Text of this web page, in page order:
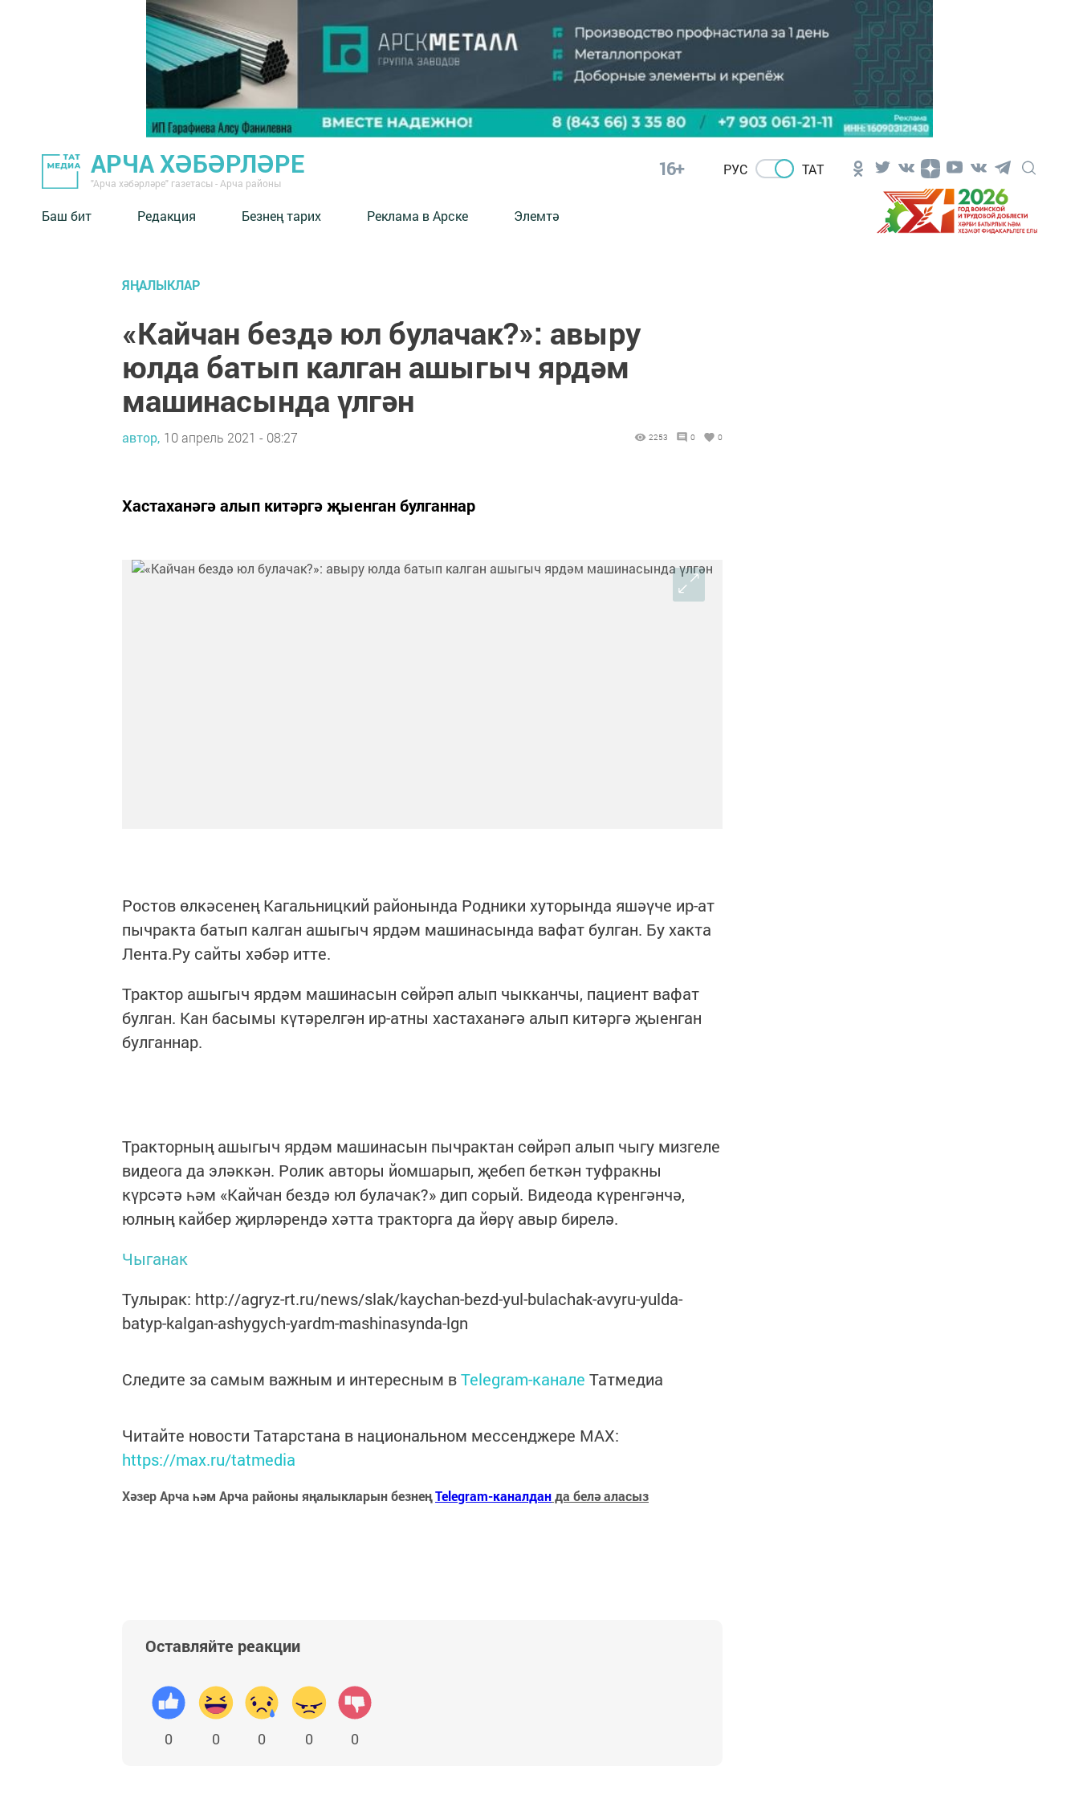
АРЧА ХӘБӘРЛӘРЕ
"Арча хәбәрләре" газетасы - Арча районы
16+ РУС ТАТ
Баш бит Редакция Безнең тарих Реклама в Арске Элемтә
ЯҢАЛЫКЛАР
«Кайчан бездә юл булачак?»: авыру
юлда батып калган ашыгыч ярдәм
машинасында үлгән
автор, 10 апрель 2021 - 08:27 2253 0 0
Хастаханәгә алып китәргә җыенган булганнар
Ростов өлкәсенең Кагальницкий районында Родники хуторында яшәүче ир-ат
пычракта батып калган ашыгыч ярдәм машинасында вафат булган. Бу хакта
Лента.Ру сайты хәбәр итте.
Трактор ашыгыч ярдәм машинасын сөйрәп алып чыкканчы, пациент вафат
булган. Кан басымы күтәрелгән ир-атны хастаханәгә алып китәргә җыенган
булганнар.
Тракторның ашыгыч ярдәм машинасын пычрактан сөйрәп алып чыгу мизгеле
видеога да эләккән. Ролик авторы йомшарып, җебеп беткән туфракны
күрсәтә һәм «Кайчан бездә юл булачак?» дип сорый. Видеода күренгәнчә,
юлның кайбер җирләрендә хәтта тракторга да йөрү авыр бирелә.
Чыганак
Тулырак: http://agryz-rt.ru/news/slak/kaychan-bezd-yul-bulachak-avyru-yulda-
batyp-kalgan-ashygych-yardm-mashinasynda-lgn
Следите за самым важным и интересным вTelegram-канале Татмедиа
Читайте новости Татарстана в национальном мессенджере MАХ:
https://max.ru/tatmedia
Хәзер Арча һәм Арча районы яңалыкларын безнеңTelegram-каналданда белә аласыз
Оставляйте реакции
0 0 0 0 0